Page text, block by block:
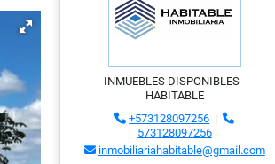
INMUEBLES DISPONIBLES -
HABITABLE
+573128097256 |
573128097256
inmobiliariahabitable@gmail.com